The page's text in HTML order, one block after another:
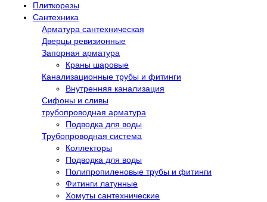
Плиткорезы
Сантехника
Арматура сантехническая
Дверцы ревизионные
Запорная арматура
Краны шаровые
Канализационные трубы и фитинги
Внутренняя канализация
Сифоны и сливы
трубопроводная арматура
Подводка для воды
Трубопроводная система
Коллекторы
Подводка для воды
Полипропиленовые трубы и фитинги
Фитинги латунные
Хомуты сантехнические